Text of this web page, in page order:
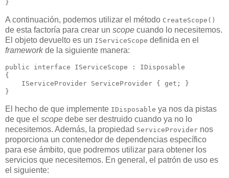
A continuación, podemos utilizar el método CreateScope()
de esta factoría para crear un scope cuando lo necesitemos.
El objeto devuelto es un IServiceScope definida en el
frameworkde la siguiente manera:
public interface IServiceScope : IDisposable
{
    IServiceProvider ServiceProvider { get; }
El hecho de que implemente IDisposable ya nos da pistas
de que el scope debe ser destruido cuando ya no lo
necesitemos. Además, la propiedad ServiceProvider nos
proporciona un contenedor de dependencias específico
para ese ámbito, que podremos utilizar para obtener los
servicios que necesitemos. En general, el patrón de uso es
el siguiente: